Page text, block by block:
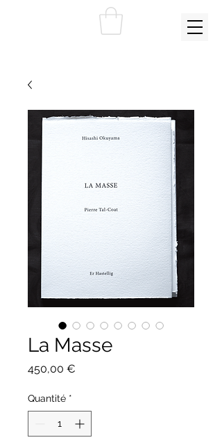
La Masse
450,00 €
Quantité *